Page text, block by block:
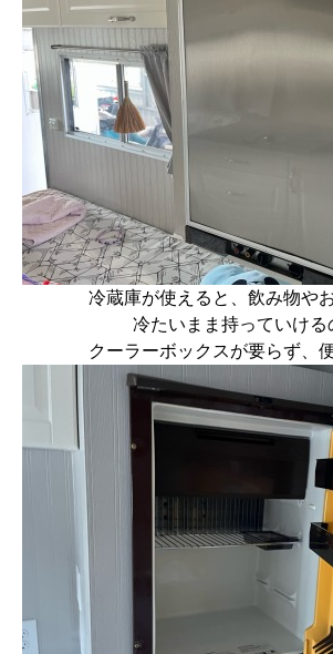
冷蔵庫が使えると、飲み物や
冷たいまま持っていける
クーラーボックスが要らず、